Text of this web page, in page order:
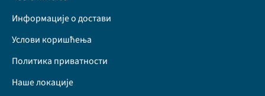
Информације о достави
Услови коришћења
Политика приватности
Наше локације